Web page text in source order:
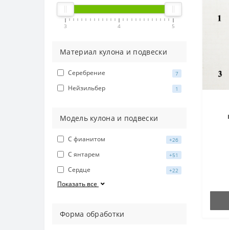
3 4 5
Материал кулона и подвески
Серебрение 7
Нейзильбер 1
Модель кулона и подвески
С фианитом +26
С янтарем +51
Сердце +22
Показать все
Форма обработки